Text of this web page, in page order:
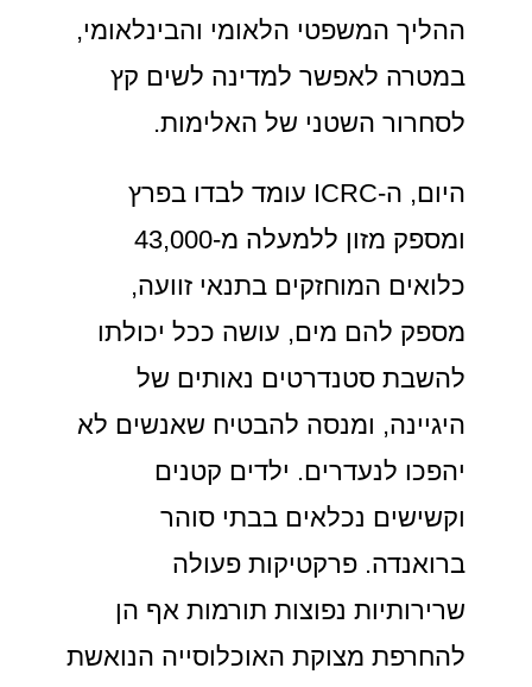
ההליך המשפטי הלאומי והבינלאומי,
במטרה לאפשר למדינה לשים קץ
לסחרור השטני של האלימות.
היום, ה-ICRC עומד לבדו בפרץ
ומספק מזון ללמעלה מ-43,000
כלואים המוחזקים בתנאי זוועה,
מספק להם מים, עושה ככל יכולתו
להשבת סטנדרטים נאותים של
היגיינה, ומנסה להבטיח שאנשים לא
יהפכו לנעדרים. ילדים קטנים
וקשישים נכלאים בבתי סוהר
ברואנדה. פרקטיקות פעולה
שרירותיות נפוצות תורמות אף הן
להחרפת מצוקת האוכלוסייה הנואשת